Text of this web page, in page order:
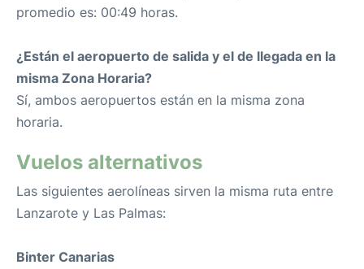
promedio es: 00:49 horas.
¿Están el aeropuerto de salida y el de llegada en la
misma Zona Horaria?
Sí, ambos aeropuertos están en la misma zona
horaria.
Vuelos alternativos
Las siguientes aerolíneas sirven la misma ruta entre
Lanzarote y Las Palmas:
Binter Canarias